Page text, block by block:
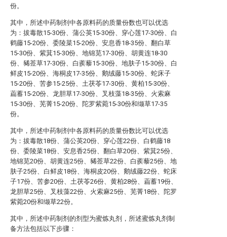
份。
其中，所述中药制剂中各原料药的质量份数也可以优选
为：拔毒散15-30份、蒲公英15-30份、穿心莲17-30份、白
鹤藤15-20份、委陵菜15-20份、安息香18-35份、翻白草
15-30份、紫萁15-30份、地锦苋17-30份、胡黄连18-30
份、豨莶草17-30份、白蒺藜15-30份、地肤子15-30份、白
鲜皮15-20份、海桐皮17-35份、鹅绒藤15-30份、蛇床子
15-20份、苦参15-25份、土茯苓17-30份、黄柏15-30份、
萹蓄15-20份、龙胆草17-30份、叉枝藻18-35份、火索麻
15-30份、芜菁15-20份、陀罗紫菀15-30份和缬草17-35
份。
其中，所述中药制剂中各原料药的质量份数比可以优选
为：拔毒散18份、蒲公英20份、穿心莲22份、白鹤藤18
份、委陵菜18份、安息香25份、翻白草20份、紫萁25份、
地锦苋20份、胡黄连25份、豨莶草22份、白蒺藜25份、地
肤子25份、白鲜皮18份、海桐皮20份、鹅绒藤22份、蛇床
子17份、苦参20份、土茯苓26份、黄柏28份、萹蓄19份、
龙胆草25份、叉枝藻22份、火索麻25份、芜菁18份、陀罗
紫菀20份和缬草22份。
其中，所述中药制剂的剂型为蜜炼丸剂，所述蜜炼丸剂制
备方法包括以下步骤：